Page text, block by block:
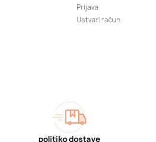
Prijava
Ustvari račun
politiko dostave